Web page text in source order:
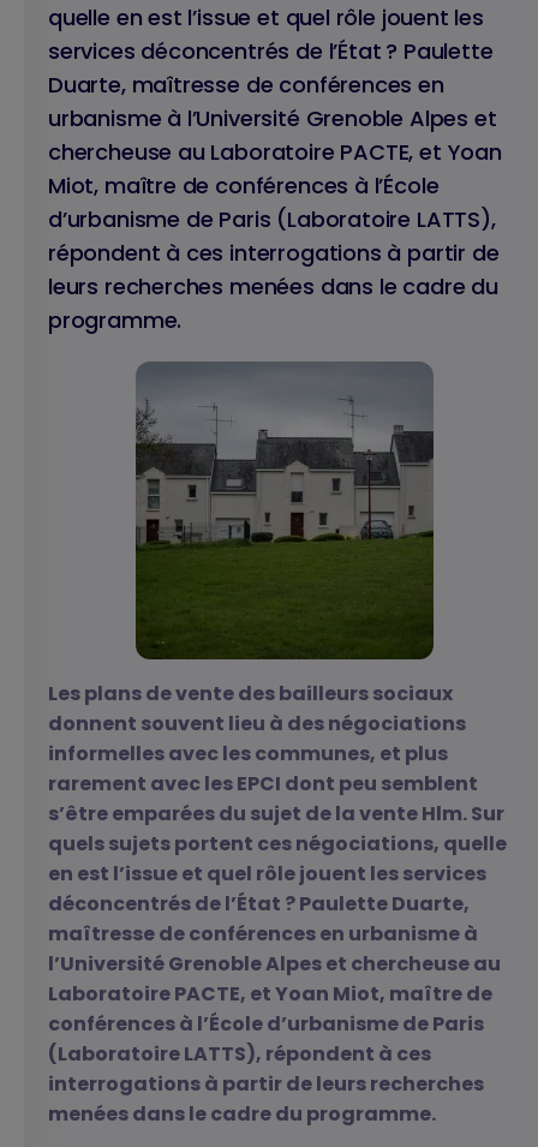
quelle en est l’issue et quel rôle jouent les
services déconcentrés de l’État ? Paulette
Duarte, maîtresse de conférences en
urbanisme à l’Université Grenoble Alpes et
chercheuse au Laboratoire PACTE, et Yoan
Miot, maître de conférences à l’École
d’urbanisme de Paris (Laboratoire LATTS),
répondent à ces interrogations à partir de
leurs recherches menées dans le cadre du
programme.
Les plans de vente des bailleurs sociaux
donnent souvent lieu à des négociations
informelles avec les communes, et plus
rarement avec les EPCI dont peu semblent
s’être emparées du sujet de la vente Hlm. Sur
quels sujets portent ces négociations, quelle
en est l’issue et quel rôle jouent les services
déconcentrés de l’État ? Paulette Duarte,
maîtresse de conférences en urbanisme à
l’Université Grenoble Alpes et chercheuse au
Laboratoire PACTE, et Yoan Miot, maître de
conférences à l’École d’urbanisme de Paris
(Laboratoire LATTS), répondent à ces
interrogations à partir de leurs recherches
menées dans le cadre du programme.